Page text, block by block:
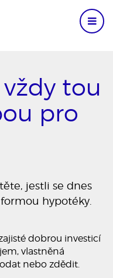
tou
pro
jestli se dnes
hypotéky.
dobrou investicí
vlastněná
nebo zdědit.